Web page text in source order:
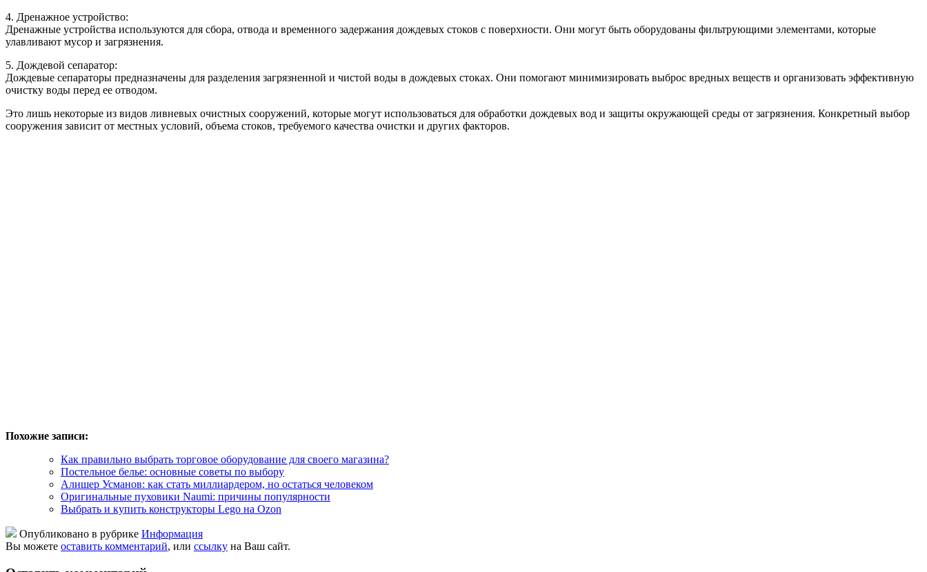
4. Дренажное устройство:
Дренажные устройства используются для сбора, отвода и временного задержания дождевых стоков с поверхности. Они могут быть оборудованы фильтрующими элементами, которые
улавливают мусор и загрязнения.
5. Дождевой сепаратор:
Дождевые сепараторы предназначены для разделения загрязненной и чистой воды в дождевых стоках. Они помогают минимизировать выброс вредных веществ и организовать эффективную
очистку воды перед ее отводом.
Это лишь некоторые из видов ливневых очистных сооружений, которые могут использоваться для обработки дождевых вод и защиты окружающей среды от загрязнения. Конкретный выбор
сооружения зависит от местных условий, объема стоков, требуемого качества очистки и других факторов.
Похожие записи:
Как правильно выбрать торговое оборудование для своего магазина?
Постельное белье: основные советы по выбору
Алишер Усманов: как стать миллиардером, но остаться человеком
Оригинальные пуховики Naumi: причины популярности
Выбрать и купить конструкторы Lego на Ozon
Опубликовано в рубрике Информация
Вы можете оставить комментарий, или ссылку на Ваш сайт.